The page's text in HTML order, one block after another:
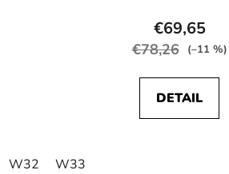
€69,65
€78,26 (–11 %)
DETAIL
W32 W33